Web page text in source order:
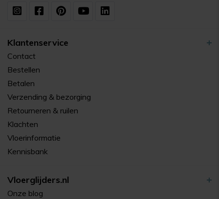
Klantenservice
Contact
Bestellen
Betalen
Verzending & bezorging
Retourneren & ruilen
Klachten
Vloerinformatie
Kennisbank
Vloerglijders.nl
Onze blog